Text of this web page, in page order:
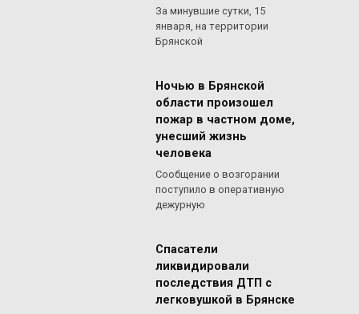
За минувшие сутки, 15
января, на территории
Брянской
Ночью в Брянской
области произошел
пожар в частном доме,
унесший жизнь
человека
Сообщение о возгорании
поступило в оперативную
дежурную
Спасатели
ликвидировали
последствия ДТП с
легковушкой в Брянске